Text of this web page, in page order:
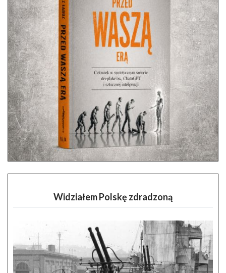
Widziałem Polskę zdradzoną